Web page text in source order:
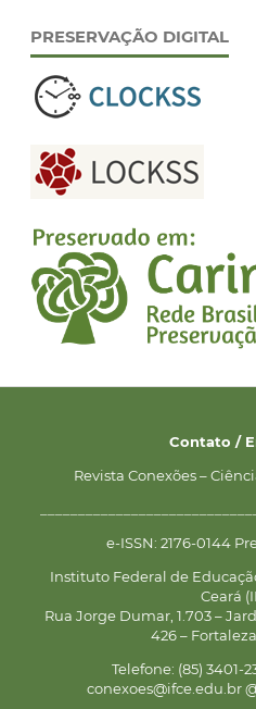
PRESERVAÇÃO DIGITAL
Contato /
Revista Conexões –
e-ISSN: 2176-0144
Instituto Federal de
Ceará
Rua Jorge Dumar, 1.703 –
426 –
Telefone: (85) 3401-
conexoes@ifce.edu.br